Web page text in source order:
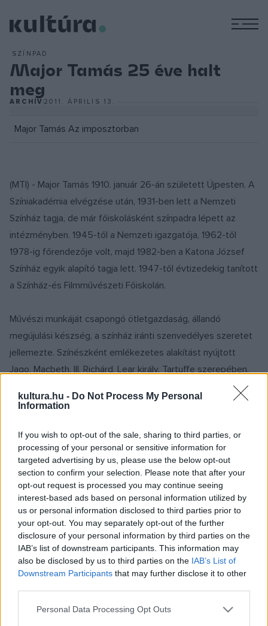
kultura.hu - Do Not Process My Personal
Information
If you wish to opt-out of the sale, sharing to third parties, or
processing of your personal or sensitive information for
targeted advertising by us, please use the below opt-out
section to confirm your selection. Please note that after your
opt-out request is processed you may continue seeing
interest-based ads based on personal information utilized by
us or personal information disclosed to third parties prior to
your opt-out. You may separately opt-out of the further
disclosure of your personal information by third parties on the
IAB’s list of downstream participants. This information may
also be disclosed by us to third parties on the IAB’s List of
Downstream Participants that may further disclose it to other
Please note that this website/app uses one or more Google
Personal Data Processing Opt Outs
SZÍNPAD
Major Tamás 25 éve halt
meg
ARCHÍV2011. ÁPRILIS 13.
Major Tamás Az imposztorban
(MTI) - Major Tamás 1910. január 26-án született Újpesten. A
Színiakadémia elvégzése után, 1931-ben lett a Nemzeti
Színház tagja, de már főiskolásként színpadra lépett az
intézményben. 1945-től a Nemzeti igazgatója, 1962-től
1978-ig főrendezője volt, majd 1982-ben a Katona József
Színház egyik alapító tagja lett. 1947-től évtizedekig tanított
a Színház-és Filmművészeti Főiskolán.
Művészi munkáját csapongó ötletgazdaság, állandó
megújulási készség, a színház iránti szenvedélyes szeretet
jellemezte. Színészként emlékezetes alakítást nyújtott
Jago, Macbeth, III. Richárd, Lear király, Tartuffe szerepében,
Csurka
István Döglött aknákcímű darabjában, utoljára 1983-ban
közönség, a szerepet a szerző egyenesen Majornak írta. A
negyvenes évektől kezdve filmezett is, olyan alkotásokban
játszott, mintA tizedes meg a többiek, aHideg napok, az
Egri csillagok,A nagy generáció .
Több mint száz darabot állított színre, ezek közül 20
Shakespeare műve volt, de megrendezte aBánk bánt, Az
ember tragédiáját, aTartuffe-öt, aKét úr szolgáját. Eleinte
merev szocialista-realista stílust ötvözött plebejus
harsánysággal, később a brechti elidegenítés, majd a
formabontó modernizmus kísérleteivel keresett új utakat.